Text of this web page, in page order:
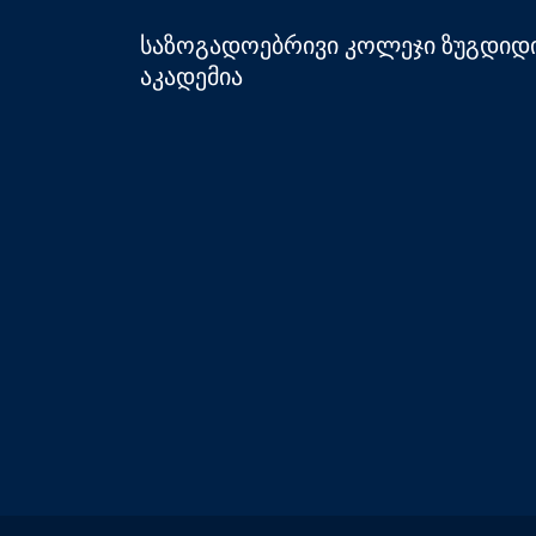
საზოგადოებრივი კოლეჯი
აკადემია